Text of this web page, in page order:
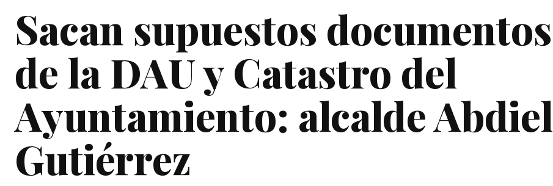
Sacan supuestos documentos
de la DAU y Catastro del
Ayuntamiento: alcalde Abdiel
Gutiérrez